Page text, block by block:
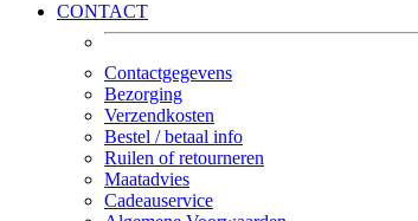
CONTACT
Contactgegevens
Bezorging
Verzendkosten
Bestel / betaal info
Ruilen of retourneren
Maatadvies
Cadeauservice